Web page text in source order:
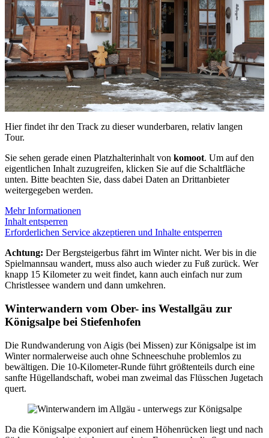
Hier findet ihr den Track zu dieser wunderbaren, relativ langen
Tour.
Sie sehen gerade einen Platzhalterinhalt von komoot. Um auf den
eigentlichen Inhalt zuzugreifen, klicken Sie auf die Schaltfläche
unten. Bitte beachten Sie, dass dabei Daten an Drittanbieter
weitergegeben werden.
Mehr Informationen
Inhalt entsperren
Erforderlichen Service akzeptieren und Inhalte entsperren
Achtung: Der Bergsteigerbus fährt im Winter nicht. Wer bis in die
Spielmannsau wandert, muss also auch wieder zu Fuß zurück. Wer
knapp 15 Kilometer zu weit findet, kann auch einfach nur zum
Christlessee wandern und dann umkehren.
Winterwandern vom Ober- ins Westallgäu zur
Königsalpe bei Stiefenhofen
Die Rundwanderung von Aigis (bei Missen) zur Königsalpe ist im
Winter normalerweise auch ohne Schneeschuhe problemlos zu
bewältigen. Die 10-Kilometer-Runde führt größtenteils durch eine
sanfte Hügellandschaft, wobei man zweimal das Flüsschen Jugetach
quert.
Da die Königsalpe exponiert auf einem Höhenrücken liegt und nach